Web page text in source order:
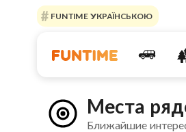
FUNTIME УКРАЇНСЬКОЮ
Места
Ближайшие